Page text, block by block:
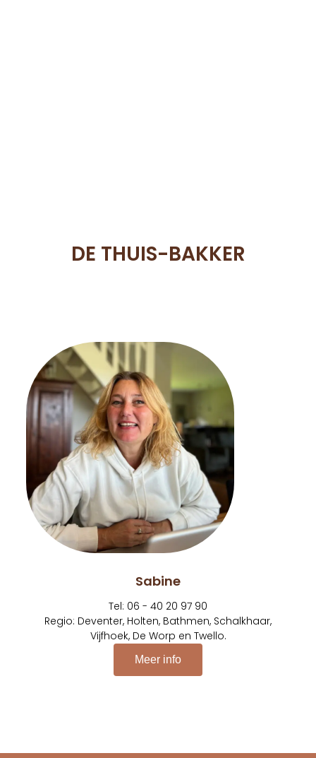
DE THUIS-BAKKER
Sabine
Tel: 06 - 40 20 97 90
Regio: Deventer, Holten, Bathmen, Schalkhaar,
Vijfhoek, De Worp en Twello.
Meer info